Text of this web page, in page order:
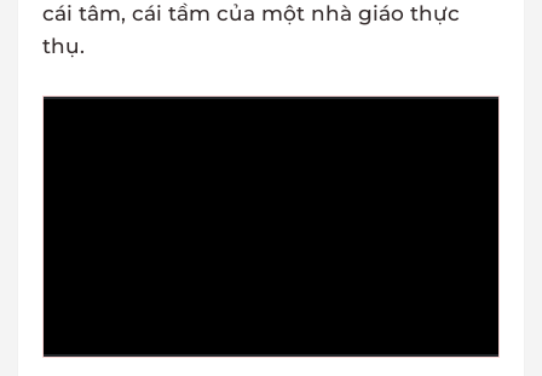
cái tâm, cái tầm của một nhà giáo thực
thụ.